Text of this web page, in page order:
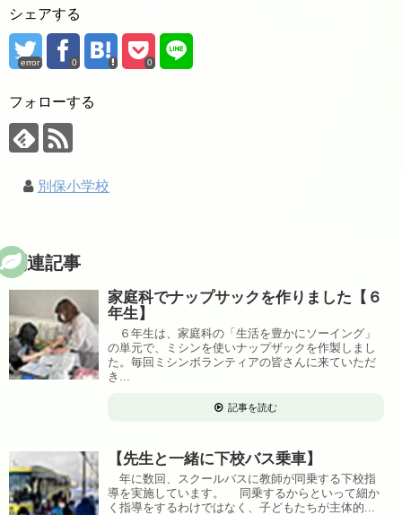
シェアする
error 0 0
フォローする
別保小学校
関連記事
家庭科でナップサックを作りました【６
年生】
６年生は、家庭科の「生活を豊かにソーイング」
の単元で、ミシンを使いナップザックを作製しまし
た。毎回ミシンボランティアの皆さんに来ていただ
き...
記事を読む
【先生と一緒に下校バス乗車】
年に数回、スクールバスに教師が同乗する下校指
導を実施しています。 同乗するからといって細か
く指導をするわけではなく、子どもたちが主体的...